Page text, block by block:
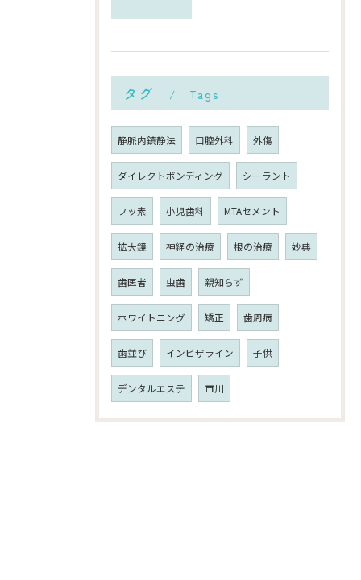
タグ Tags
静脈内鎮静法 口腔外科 外傷
ダイレクトボンディング シーラント
フッ素 小児歯科 MTAセメント
拡大鏡 神経の治療 根の治療 妙典
歯医者 虫歯 親知らず
ホワイトニング 矯正 歯周病
歯並び インビザライン 子供
デンタルエステ 市川